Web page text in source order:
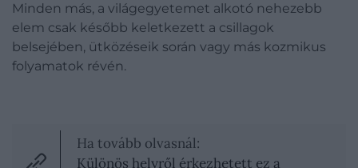
Minden más, a világegyetemet alkotó nehezebb
elem csak később keletkezett a csillagok
belsejében, ütközéseik során vagy más kozmikus
folyamatok révén.
Ha tovább olvasnál:
Különös helyről érkezhetett ez a